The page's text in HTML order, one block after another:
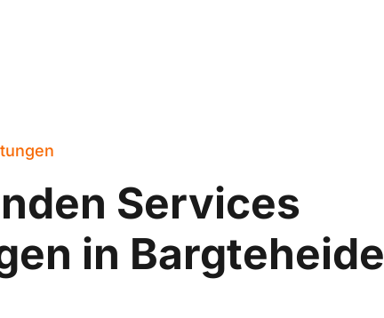
Services
in Bargteheide